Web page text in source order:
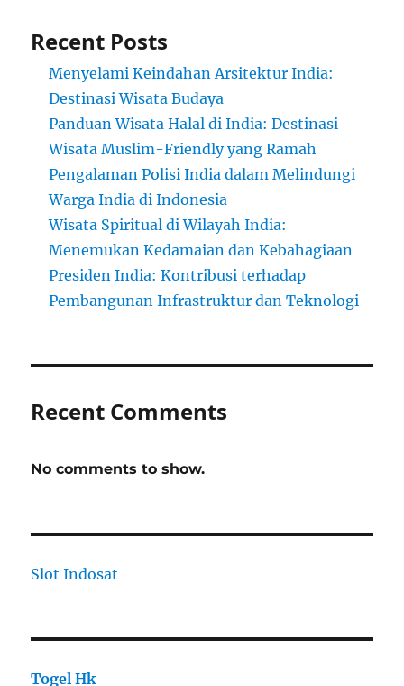
Recent Posts
Menyelami Keindahan Arsitektur India:
Destinasi Wisata Budaya
Panduan Wisata Halal di India: Destinasi
Wisata Muslim-Friendly yang Ramah
Pengalaman Polisi India dalam Melindungi
Warga India di Indonesia
Wisata Spiritual di Wilayah India:
Menemukan Kedamaian dan Kebahagiaan
Presiden India: Kontribusi terhadap
Pembangunan Infrastruktur dan Teknologi
Recent Comments
No comments to show.
Slot Indosat
Togel Hk